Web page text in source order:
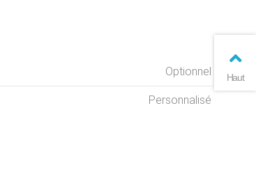
Optionnel
Personnalisé
Haut